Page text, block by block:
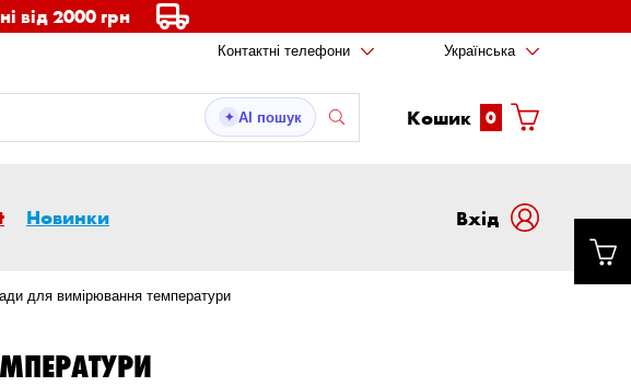
від 2000 грн
Контактні телефони Українська
✦ AI пошук Кошик 0
Новинки Вxід
для вимірювання температури